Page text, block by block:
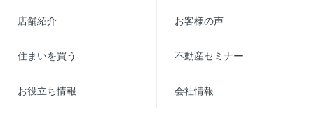
店舗紹介 お客様の声
住まいを買う 不動産セミナー
お役立ち情報 会社情報